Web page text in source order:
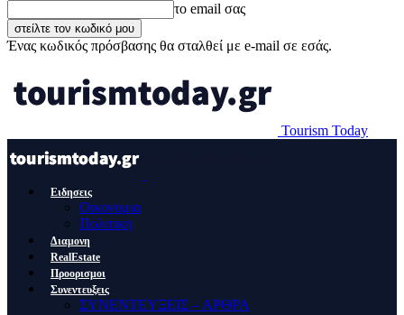
το email σας
Ένας κωδικός πρόσβασης θα σταλθεί με e-mail σε εσάς.
Tourism Today
Ειδησεις
Οικονομια
Πολιτικη
Διαμονη
RealEstate
Προορισμοι
Συνεντευξεις
ΣΥΝΕΝΤΕΥΞΕΙΣ – ΑΡΘΡΑ